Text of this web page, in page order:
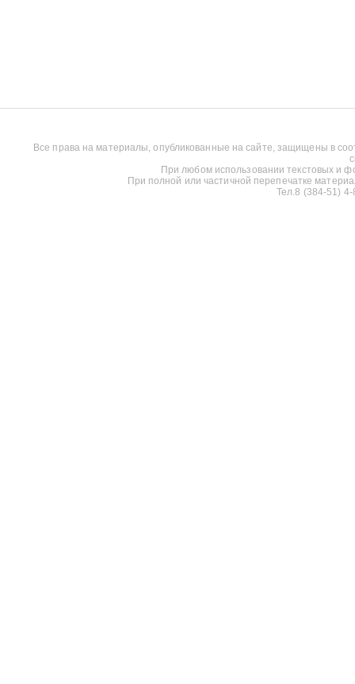
Все права на материалы, опубликованные на сайте, защищены в
При любом использовании текстовых и
При полной или частичной перепечатке
Тел.8 (384-51)